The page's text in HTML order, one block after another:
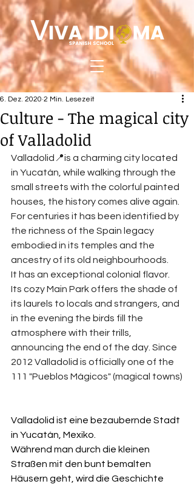
Culture - The magical city
of Valladolid
6. Dez. 2020 2 Min. Lesezeit
Valladolid📍is a charming city located
in Yucatán, while walking through the
small streets with the colorful painted
houses, the history comes alive again.
For centuries it has been identified by
the richness of the Spain legacy
embodied in its temples and the
ancestry of its old neighbourhoods.
It has an exceptional colonial flavor.
Its cozy Main Park offers the shade of
its laurels to locals and strangers, and
in the evening the birds fill the
atmosphere with their trills,
announcing the end of the day. Since
2012 Valladolid is officially one of the
111 "Pueblos Mágicos" (magical towns)
Valladolid ist eine bezaubernde Stadt
in Yucatán, Mexiko.
Während man durch die kleinen
Straßen mit den bunt bemalten
Häusern geht, wird die Geschichte